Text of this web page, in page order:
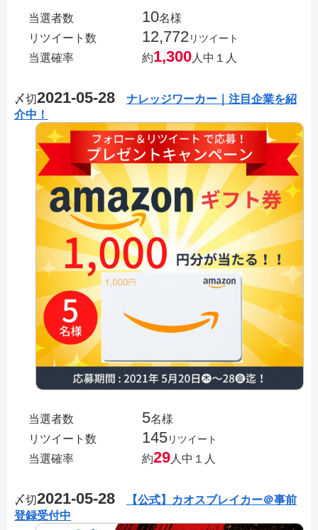
当選者数 10名様
リツイート数
12,772 リツイート
当選確率 約1,300 人中１人
〆切2021-05-28
ナレッジワーカー｜注目企業を紹
介中！
当選者数 5名様
リツイート数
145リツイート
当選確率 約29 人中１人
〆切2021-05-28
【公式】カオスブレイカー＠事前
登録受付中